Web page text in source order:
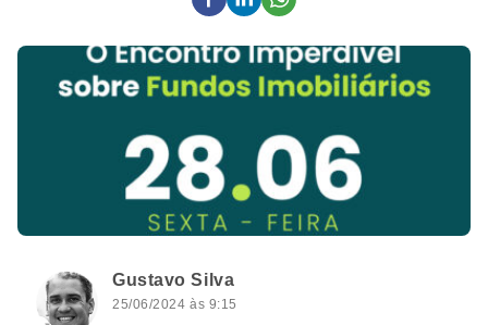
Gustavo Silva
25/06/2024 às 9:15